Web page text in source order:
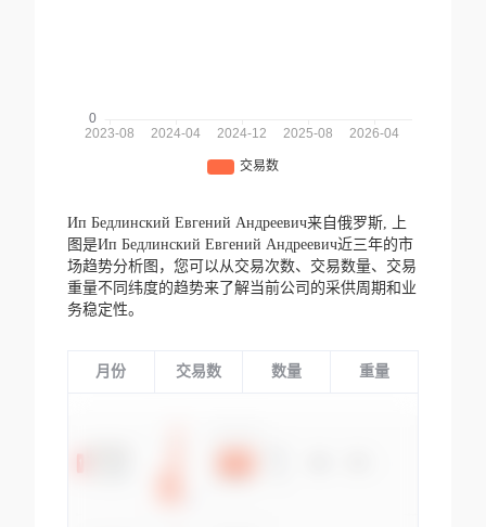
Ип Бедлинский Евгений Андреевич来自俄罗斯,
上
图是Ип Бедлинский Евгений Андреевич近三年的市
场趋势分析图，您可以从交易次数、交易数量、交易
重量不同纬度的趋势来了解当前公司的采供周期和业
务稳定性。
月份 交易数 数量 重量